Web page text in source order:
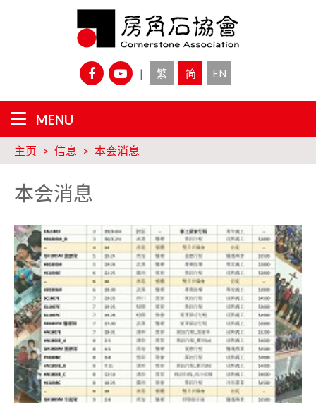
| 繁 简 EN
主页 信息 本会消息
本会消息